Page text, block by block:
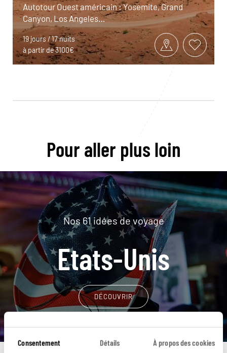
Consentement Détails À propos des cookies
Autotour Ouest américain : Yosemite, Grand
Canyon, Los Angeles…
19 jours / 17 nuits
à partir de 3100€
Pour aller plus loin
Nos 61 idées de voyage
Etats-Unis
DÉCOUVRIR